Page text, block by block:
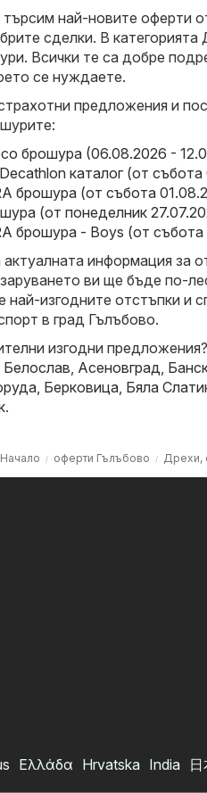
търсим най-новите оферти
сделки. В
Всички те са добре
се нуждаете.
предложения и
брошура (06.08.2026 -
каталог (от събота
брошура (от събота
(от понеделник
брошура - Boys (от събота
информация за
ви ще бъде по-
най-изгодните отстъпки и
в град Гълъбово.
изгодни
Белослав, Асеновград,
, Берковица, Бяла
.
Начало оферти Гълъбово Дрехи,
Ελλάδα Hrvatska India 日